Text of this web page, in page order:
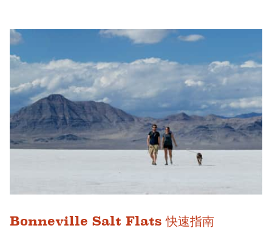
Bonneville Salt Flats 快速指南